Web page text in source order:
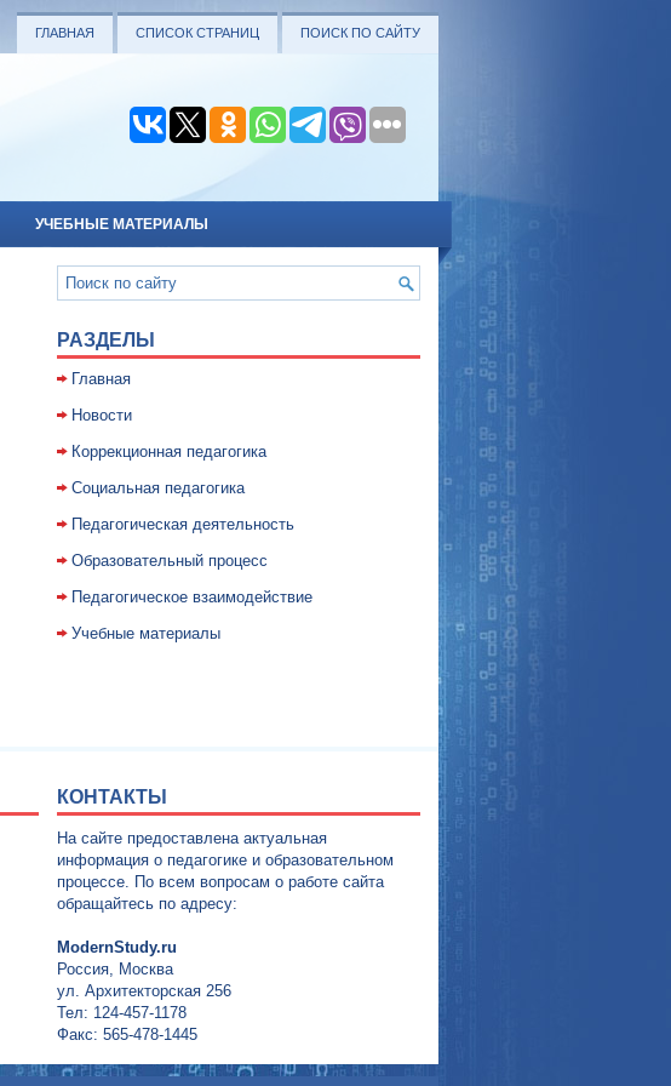
ГЛАВНАЯ СПИСОК СТРАНИЦ ПОИСК ПО САЙТУ
УЧЕБНЫЕ МАТЕРИАЛЫ
РАЗДЕЛЫ
Главная
Новости
Коррекционная педагогика
Социальная педагогика
Педагогическая деятельность
Образовательный процесс
Педагогическое взаимодействие
Учебные материалы
КОНТАКТЫ
На сайте предоставлена актуальная
информация о педагогике и образовательном
процессе. По всем вопросам о работе сайта
обращайтесь по адресу:
ModernStudy.ru
Россия, Москва
ул. Архитекторская 256
Тел: 124-457-1178
Факс: 565-478-1445